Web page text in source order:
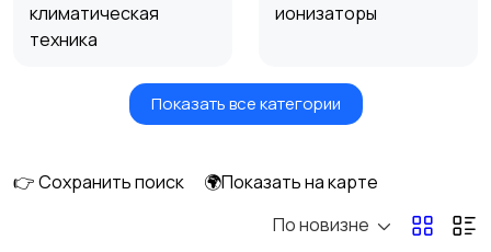
климатическая
техника
ионизаторы
Вентиляторы Обогреватели
Кондиционеры и
Показать все категории
👉 Сохранить поиск
🌍Показать на карте
По новизне